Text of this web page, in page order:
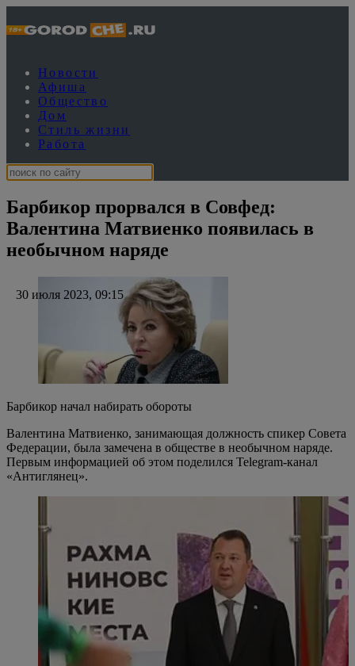
Новости
Афиша
Общество
Дом
Стиль жизни
Работа
Барбикор прорвался в Совфед:
Валентина Матвиенко появилась в
необычном наряде
30 июля 2023, 09:15
Барбикор начал набирать обороты
Валентина Матвиенко, занимающая должность спикер Совета
Федерации, была замечена в обществе в необычном наряде.
Первым информацией об этом поделился Telegram-канал
«Антиглянец».